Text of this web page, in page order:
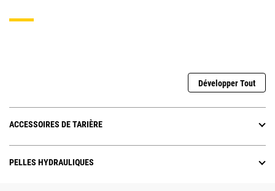
Développer Tout
ACCESSOIRES DE TARIÈRE
PELLES HYDRAULIQUES